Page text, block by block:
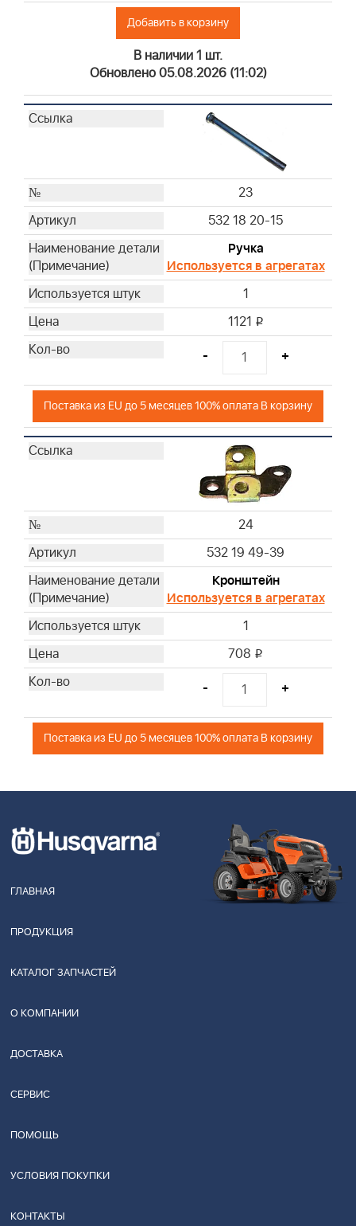
Добавить в корзину
В наличии 1 шт.
Обновлено 05.08.2026 (11:02)
23
532 18 20-15
Ручка
Используется в агрегатах
1
1121 i
- +
Поставка из EU до 5 месяцев 100% оплата В корзину
24
532 19 49-39
Кронштейн
Используется в агрегатах
1
708 i
- +
Поставка из EU до 5 месяцев 100% оплата В корзину
ГЛАВНАЯ
ПРОДУКЦИЯ
КАТАЛОГ ЗАПЧАСТЕЙ
О КОМПАНИИ
ДОСТАВКА
СЕРВИС
ПОМОЩЬ
УСЛОВИЯ ПОКУПКИ
КОНТАКТЫ